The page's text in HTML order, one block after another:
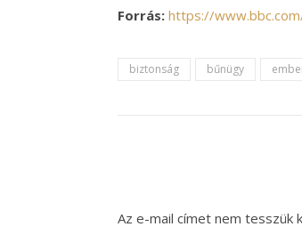
Forrás: https://
biztonság bűnügy
Az e-mail címet nem tesszük